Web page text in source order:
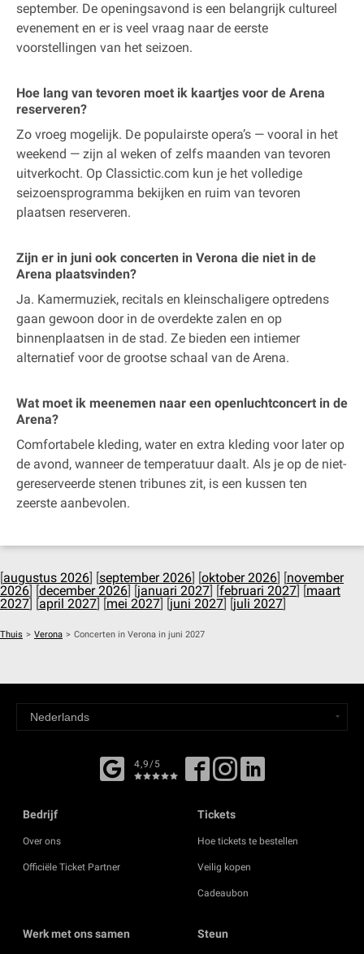
september. De openingsavond is een belangrijk cultureel
evenement en er is veel vraag naar de eerste
voorstellingen van het seizoen.
Hoe lang van tevoren moet ik kaartjes voor de Arena
reserveren?
Zo vroeg mogelijk. De populairste opera’s — vooral in het
weekend — zijn al weken of zelfs maanden van tevoren
uitverkocht. Op Classictic.com kun je het volledige
seizoensprogramma bekijken en ruim van tevoren
plaatsen reserveren.
Zijn er in juni ook concerten in Verona die niet in de
Arena plaatsvinden?
Ja. Kamermuziek, recitals en kleinschaligere optredens
gaan gewoon door in de overdekte zalen en op
binnenplaatsen in de stad. Ze bieden een intiemer
alternatief voor de grootse schaal van de Arena.
Wat moet ik meenemen naar een openluchtconcert in de
Arena?
Comfortabele kleding, water en extra kleding voor later op
de avond, wanneer de temperatuur daalt. Als je op de niet-
gereserveerde stenen tribunes zit, is een kussen ten
zeerste aanbevolen.
[augustus 2026] [september 2026] [oktober 2026] [november
2026] [december 2026] [januari 2027] [februari 2027] [maart
2027] [april 2027] [mei 2027] [juni 2027] [juli 2027]
Thuis > Verona > Concerten in Verona in juni 2027
4,9/5
Bedrijf
Over ons
Officiële Ticket Partner
Tickets
Hoe tickets te bestellen
Veilig kopen
Cadeaubon
Werk met ons samen Steun